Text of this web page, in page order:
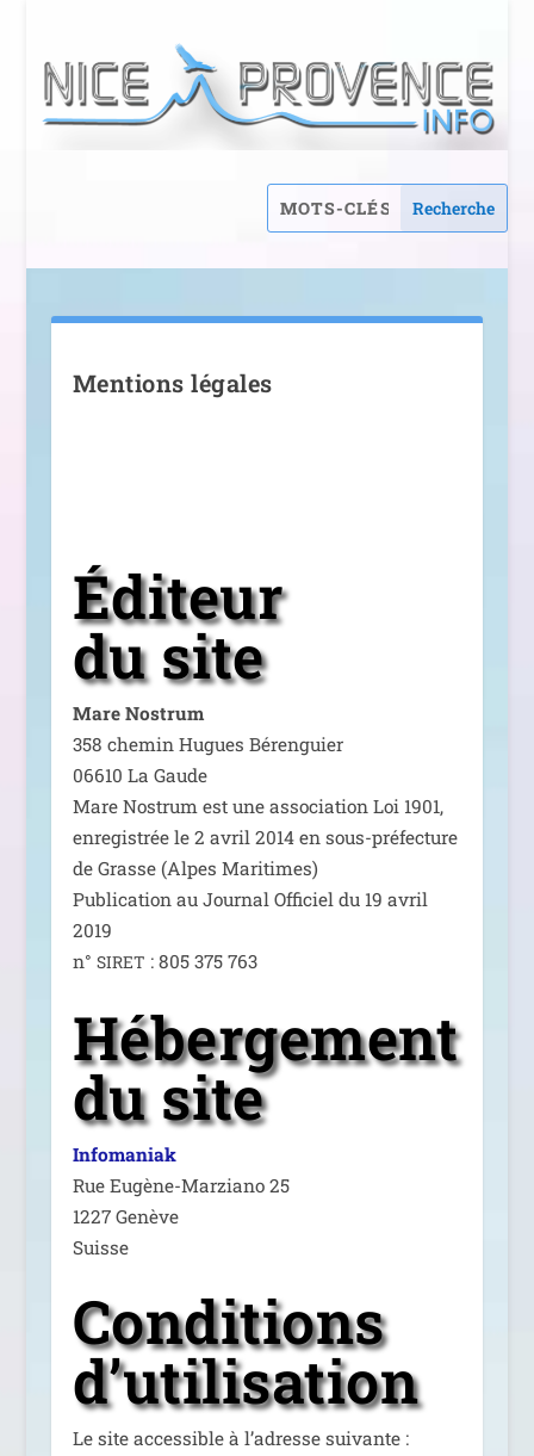
Mentions légales
Éditeur
du site
Mare Nostrum
358 che­min Hugues Bérenguier
06610 La Gaude
Mare Nostrum est une asso­cia­tion Loi 1901,
enre­gis­trée le 2 avril 2014 en sous-pré­fec­ture
de Grasse (Alpes Maritimes)
Publication au Journal Officiel du 19 avril
2019
n° SIRET : 805 375 763
Hébergement
du site
Infomaniak
Rue Eugène-Marziano 25
1227 Genève
Suisse
Conditions
d’utilisation
Le site acces­sible à l’a­dresse sui­vante :